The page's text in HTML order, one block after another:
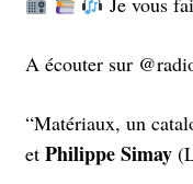
A écouter sur
“Matériaux, un
et Philippe Simay